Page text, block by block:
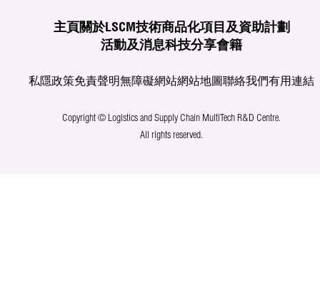
主頁 關於LSCM技術商品化項目及資助計劃
活動及消息科技分享會籍
私隱政策免責聲明無障礙網站網站地圖聯絡我們有用連結
Copyright © Logistics and Supply Chain MultiTech R&D Centre.
All rights reserved.